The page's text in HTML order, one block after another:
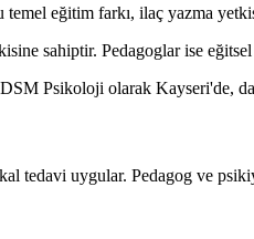
eğitim farkı, ilaç yazma
sahiptir. Pedagoglar ise
Psikoloji olarak Kayseri'de,
tedavi uygular. Pedagog ve